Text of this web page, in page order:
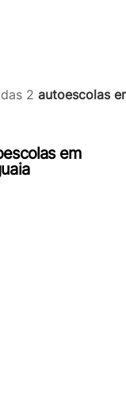
2 autoescolas
em